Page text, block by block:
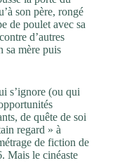
son père, rongé
de poulet avec sa
d’autres
sa mère puis
s’ignore (ou qui
de quête de soi
regard » à
de fiction de
Mais le cinéaste